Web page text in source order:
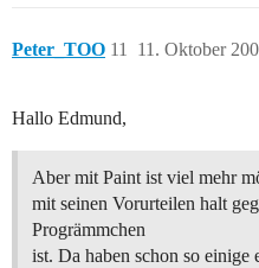
Peter_TOO 11. Oktober
11
Hallo Edmund,
Aber mit Paint ist viel mehr
mit seinen Vorurteilen halt
Progrämmchen
ist. Da haben schon so einige